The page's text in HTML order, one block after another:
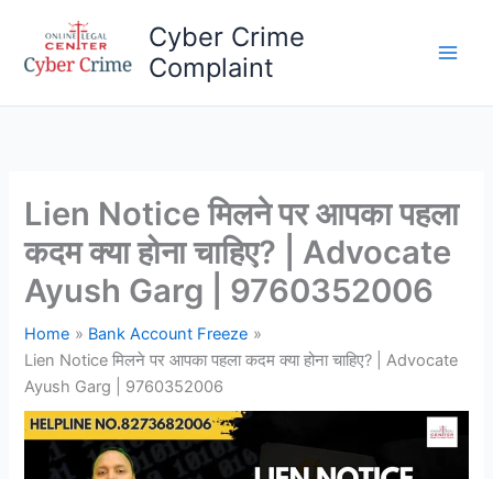
content
Cyber Crime
Complaint
Lien Notice मिलने पर आपका पहला
कदम क्या होना चाहिए? | Advocate
Ayush Garg | 9760352006
Home
Bank Account Freeze
Lien Notice मिलने पर आपका पहला कदम क्या होना चाहिए? | Advocate
Ayush Garg | 9760352006